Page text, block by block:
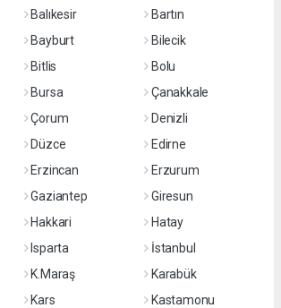
Balıkesir
Bartın
Bayburt
Bilecik
Bitlis
Bolu
Bursa
Çanakkale
Çorum
Denizli
Düzce
Edirne
Erzincan
Erzurum
Gaziantep
Giresun
Hakkari
Hatay
Isparta
İstanbul
K.Maraş
Karabük
Kars
Kastamonu